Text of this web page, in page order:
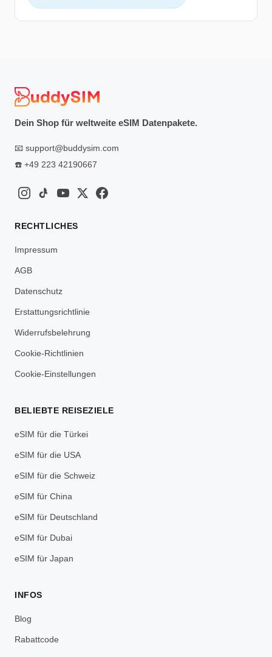
Dein Shop für weltweite eSIM Datenpakete.
📧 support@buddysim.com
☎️ +49 223 42190667
RECHTLICHES
Impressum
AGB
Datenschutz
Erstattungsrichtlinie
Widerrufsbelehrung
Cookie-Richtlinien
Cookie-Einstellungen
BELIEBTE REISEZIELE
eSIM für die Türkei
eSIM für die USA
eSIM für die Schweiz
eSIM für China
eSIM für Deutschland
eSIM für Dubai
eSIM für Japan
INFOS
Blog
Rabattcode